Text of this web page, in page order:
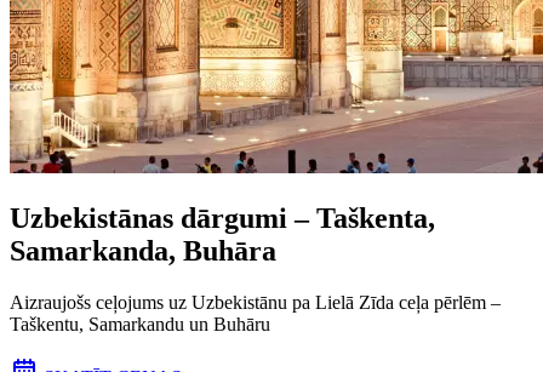
Uzbekistānas dārgumi – Taškenta,
Samarkanda, Buhāra
Aizraujošs ceļojums uz Uzbekistānu pa Lielā Zīda ceļa pēr­lēm –
Taškentu, Samarkandu un Buhāru